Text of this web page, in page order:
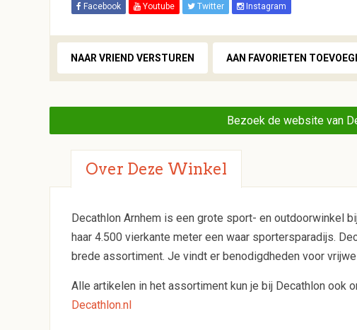
Facebook Youtube Twitter Instagram
NAAR VRIEND VERSTUREN AAN FAVORIETEN
Bezoek de website van
Over Deze Winkel
Decathlon Arnhem is een grote sport- en outdoorwinkel
haar 4.500 vierkante meter een waar sportersparadijs.
brede assortiment. Je vindt er benodigdheden voor
Alle artikelen in het assortiment kun je bij Decathlon ook
Decathlon.nl